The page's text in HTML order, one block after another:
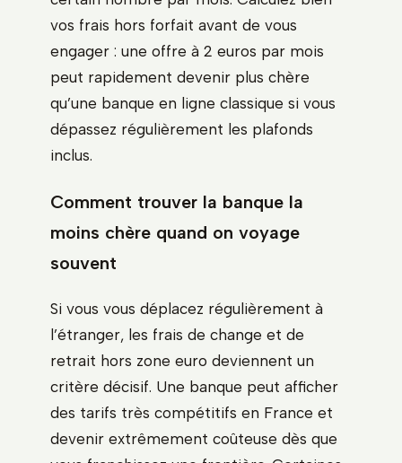
vos frais hors forfait avant de vous
engager : une offre à 2 euros par mois
peut rapidement devenir plus chère
qu’une banque en ligne classique si vous
dépassez régulièrement les plafonds
inclus.
Comment trouver la banque la
moins chère quand on voyage
souvent
Si vous vous déplacez régulièrement à
l’étranger, les frais de change et de
retrait hors zone euro deviennent un
critère décisif. Une banque peut afficher
des tarifs très compétitifs en France et
devenir extrêmement coûteuse dès que